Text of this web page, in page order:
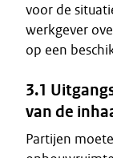
voor de
werkgever
op een
3.1
van de
Partijen